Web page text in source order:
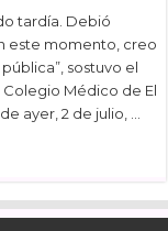
tardía. Debió
este momento, creo
sostuvo el
Médico de El
ayer, 2 de julio, …